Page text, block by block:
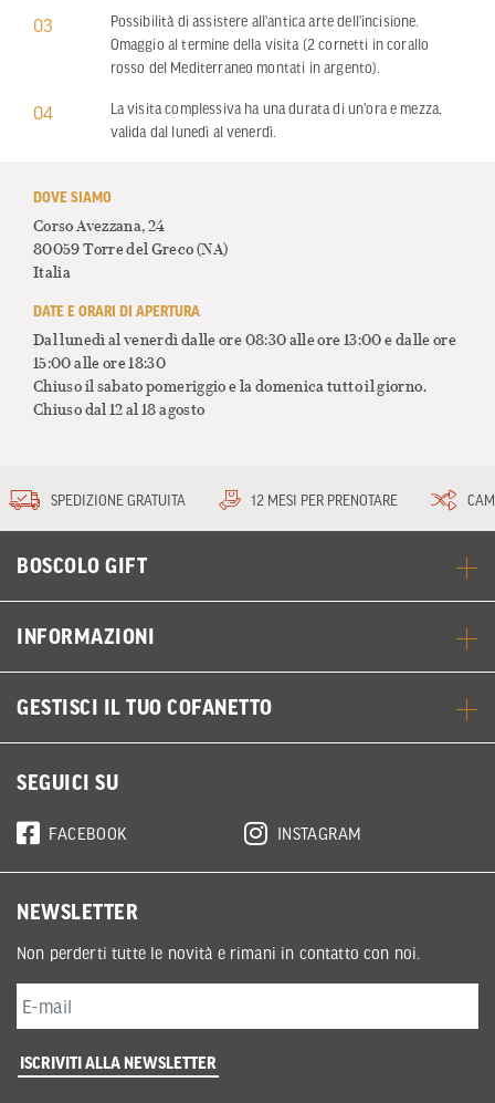
03
Possibilità di assistere all'antica arte dell'incisione.
Omaggio al termine della visita (2 cornetti in corallo
rosso del Mediterraneo montati in argento).
04
La visita complessiva ha una durata di un'ora e mezza,
valida dal lunedì al venerdì.
DOVE SIAMO
Corso Avezzana, 24
80059 Torre del Greco(NA)
Italia
DATE E ORARI DI APERTURA
Dal lunedì al venerdì dalle ore 08:30 alle ore 13:00 e dalle ore
15:00 alle ore 18:30
Chiuso il sabato pomeriggio e la domenica tutto il giorno.
Chiuso dal 12 al 18 agosto
SPEDIZIONE GRATUITA 12 MESI PER PRENOTARE
BOSCOLO GIFT
INFORMAZIONI
GESTISCI IL TUO COFANETTO
SEGUICI SU
FACEBOOK INSTAGRAM
NEWSLETTER
Non perderti tutte le novità e rimani in contatto con noi.
ISCRIVITI ALLA NEWSLETTER